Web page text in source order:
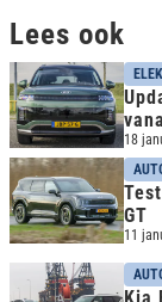
Lees ook
18
GT
11